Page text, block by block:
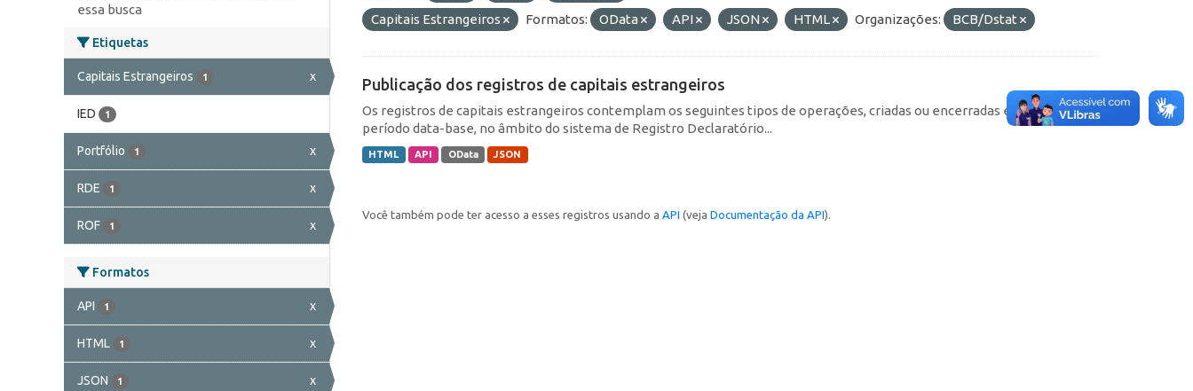
essa busca
Etiquetas
Capitais Estrangeiros 1 x
IED 1
Portfólio 1 x
RDE 1 x
ROF 1 x
Formatos
API 1 x
HTML 1 x
JSON 1 x
Capitais Estrangeiros
Formatos: OData API JSON HTML Organizações: BCB/Dstat
Publicação dos registros de capitais estrangeiros
Os registros de capitais estrangeiros contemplam os seguintes tipos de operações, criadas ou encerradas em cada
período data-base, no âmbito do sistema de Registro Declaratório...
HTML API OData JSON
Você também pode ter acesso a esses registros usando a API (veja Documentação da API).